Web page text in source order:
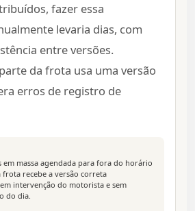
fazer essa
levaria dias, com
entre versões.
da frota usa uma versão
erros de registro de
em massa agendada para fora do horário
frota recebe a versão correta
intervenção do motorista e sem
do dia.